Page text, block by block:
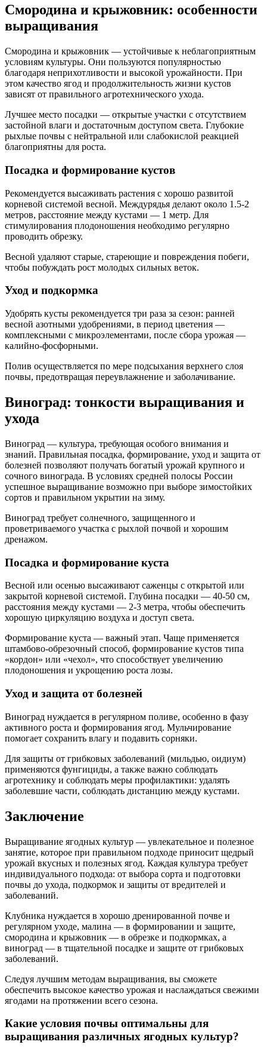
Смородина и крыжовник: особенности
выращивания
Смородина и крыжовник — устойчивые к неблагоприятным
условиям культуры. Они пользуются популярностью
благодаря неприхотливости и высокой урожайности. При
этом качество ягод и продолжительность жизни кустов
зависят от правильного агротехнического ухода.
Лучшее место посадки — открытые участки с отсутствием
застойной влаги и достаточным доступом света. Глубокие
рыхлые почвы с нейтральной или слабокислой реакцией
благоприятны для роста.
Посадка и формирование кустов
Рекомендуется высаживать растения с хорошо развитой
корневой системой весной. Междурядья делают около 1.5-2
метров, расстояние между кустами — 1 метр. Для
стимулирования плодоношения необходимо регулярно
проводить обрезку.
Весной удаляют старые, стареющие и повреждения побеги,
чтобы побуждать рост молодых сильных веток.
Уход и подкормка
Удобрять кусты рекомендуется три раза за сезон: ранней
весной азотными удобрениями, в период цветения —
комплексными с микроэлементами, после сбора урожая —
калийно-фосфорными.
Полив осуществляется по мере подсыхания верхнего слоя
почвы, предотвращая переувлажнение и заболачивание.
Виноград: тонкости выращивания и
ухода
Виноград — культура, требующая особого внимания и
знаний. Правильная посадка, формирование, уход и защита от
болезней позволяют получать богатый урожай крупного и
сочного винограда. В условиях средней полосы России
успешное выращивание возможно при выборе зимостойких
сортов и правильном укрытии на зиму.
Виноград требует солнечного, защищенного и
проветриваемого участка с рыхлой почвой и хорошим
дренажом.
Посадка и формирование куста
Весной или осенью высаживают саженцы с открытой или
закрытой корневой системой. Глубина посадки — 40-50 см,
расстояния между кустами — 2-3 метра, чтобы обеспечить
хорошую циркуляцию воздуха и доступ света.
Формирование куста — важный этап. Чаще применяется
штамбово-обрезочный способ, формирование кустов типа
«кордон» или «чехол», что способствует увеличению
плодоношения и укрощению роста лозы.
Уход и защита от болезней
Виноград нуждается в регулярном поливе, особенно в фазу
активного роста и формирования ягод. Мульчирование
помогает сохранить влагу и подавить сорняки.
Для защиты от грибковых заболеваний (мильдью, оидиум)
применяются фунгициды, а также важно соблюдать
агротехнику и соблюдать меры профилактики: удалять
заболевшие части, соблюдать дистанцию между кустами.
Заключение
Выращивание ягодных культур — увлекательное и полезное
занятие, которое при правильном подходе приносит щедрый
урожай вкусных и полезных ягод. Каждая культура требует
индивидуального подхода: от выбора сорта и подготовки
почвы до ухода, подкормок и защиты от вредителей и
заболеваний.
Клубника нуждается в хорошо дренированной почве и
регулярном уходе, малина — в формировании и защите,
смородина и крыжовник — в обрезке и подкормках, а
виноград — в тщательной посадке и защите от грибковых
заболеваний.
Следуя лучшим методам выращивания, вы сможете
обеспечить высокое качество урожая и наслаждаться свежими
ягодами на протяжении всего сезона.
Какие условия почвы оптимальны для
выращивания различных ягодных культур?